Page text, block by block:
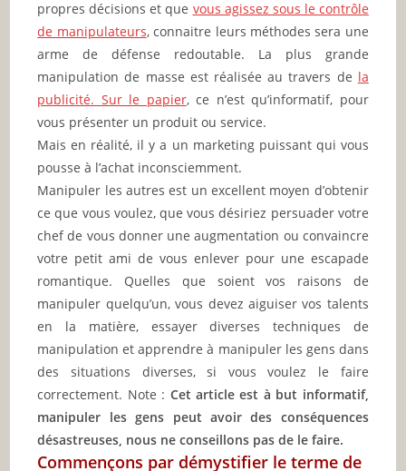
propres décisions et que vous agissez sous le contrôle
de manipulateurs, connaitre leurs méthodes sera une
arme de défense redoutable. La plus grande
manipulation de masse est réalisée au travers de la
publicité. Sur le papier, ce n’est qu’informatif, pour
vous présenter un produit ou service.
Mais en réalité, il y a un marketing puissant qui vous
pousse à l’achat inconsciemment.
Manipuler les autres est un excellent moyen d’obtenir
ce que vous voulez, que vous désiriez persuader votre
chef de vous donner une augmentation ou convaincre
votre petit ami de vous enlever pour une escapade
romantique. Quelles que soient vos raisons de
manipuler quelqu’un, vous devez aiguiser vos talents
en la matière, essayer diverses techniques de
manipulation et apprendre à manipuler les gens dans
des situations diverses, si vous voulez le faire
correctement. Note : Cet article est à but informatif,
manipuler les gens peut avoir des conséquences
désastreuses, nous ne conseillons pas de le faire.
Commençons par démystifier le terme de